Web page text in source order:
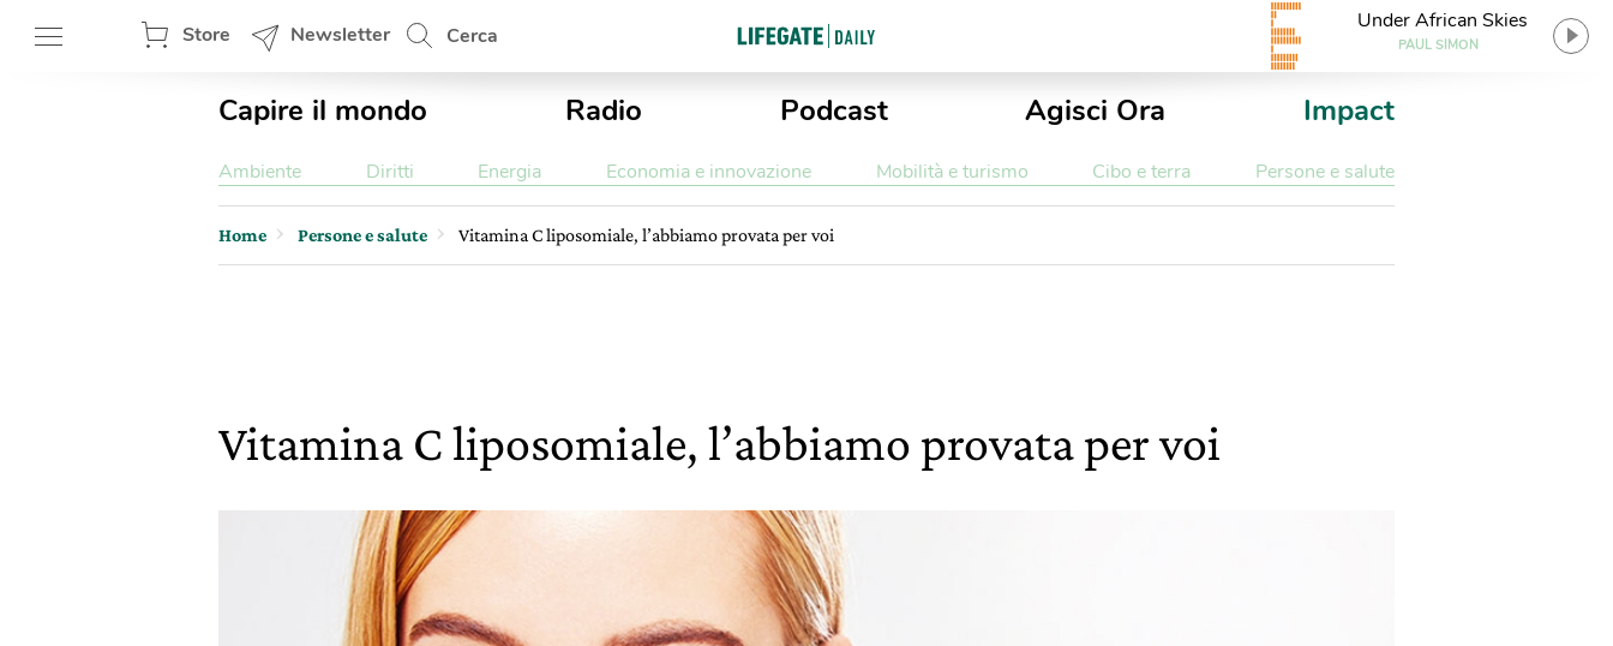
Store Newsletter Cerca
Under African Skies
PAUL SIMON
Capire il mondo Radio Podcast Agisci Ora Impact
Ambiente Diritti Energia Economia e innovazione Mobilità e turismo Cibo e terra Persone e salute
Home Persone e salute Vitamina C liposomiale, l’abbiamo provata per voi
Vitamina C liposomiale, l’abbiamo provata per voi